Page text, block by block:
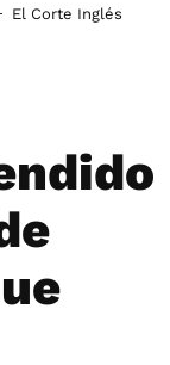
El Corte Inglés